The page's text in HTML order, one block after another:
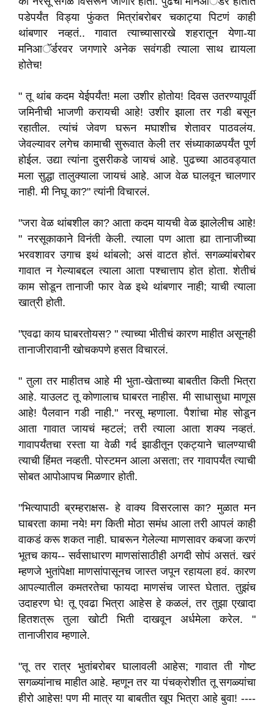
पडेपर्यंत विड्या फुंकत मित्रांबरोबर चकाट्या पिटणं काही
थांबणार नव्हतं.. गावात त्याच्यासारखे शहरातून येणा-या
मनिआॅर्डरवर जगणारे अनेक सवंगडी त्याला साथ द्यायला
होतेच!
" तू थांब कदम येईपर्यंत! मला उशीर होतोय! दिवस उतरण्यापूर्वी
जमिनीची भाजणी करायची आहे! उशीर झाला तर गडी बसून
रहातील. त्यांचं जेवण घरून मघाशीच शेतावर पाठवलंय.
जेवल्यावर लगेच कामाची सुरूवात केली तर संध्याकाळपर्यंत पूर्ण
होईल. उद्या त्यांना दुसरीकडे जायचं आहे. पुढच्या आठवड्यात
मला सुद्धा तालुक्याला जायचं आहे. आज वेळ घालवून चालणार
नाही. मी निघू का?" त्यांनी विचारलं.
"जरा वेळ थांबशील का? आता कदम यायची वेळ झालेलीच आहे!
" नरसूकाकाने विनंती केली. त्याला पण आता ह्या तानाजीच्या
भरवशावर उगाच इथं थांबलो; असं वाटत होतं. सगळ्यांबरोबर
गावात न गेल्याबद्दल त्याला आता पश्चात्ताप होत होता. शेतीचं
काम सोडून तानाजी फार वेळ इथे थांबणार नाही; याची त्याला
खात्री होती.
"एवढा काय घाबरतोयस? " त्याच्या भीतीचं कारण माहीत असूनही
तानाजीरावानी खोचकपणे हसत विचारलं.
" तुला तर माहीतच आहे मी भुता-खेताच्या बाबतीत किती भित्रा
आहे. याउलट तू कोणालाच घाबरत नाहीस. मी साधासुधा माणूस
आहे! पैलवान गडी नाही." नरसू म्हणाला. पैशांचा मोह सोडून
आता गावात जायचं म्हटलं; तरी त्याला आता शक्य नव्हतं.
गावापर्यंतचा रस्ता या वेळी गर्द झाडीतून एकट्याने चालण्याची
त्याची हिंमत नव्हती. पोस्टमन आला असता; तर गावापर्यंत त्याची
सोबत आपोआपच मिळणार होती.
"भित्यापाठी ब्रम्हराक्षस- हे वाक्य विसरलास का? मुळात मन
घाबरता कामा नये! मग किती मोठा समंध आला तरी आपलं काही
वाकडं करू शकत नाही. घाबरून गेलेल्या माणसावर कबजा करणं
भूतच काय-- सर्वसाधारण माणसांसाठीही अगदी सोपं असतं. खरं
म्हणजे भुतांपेक्षा माणसांपासूनच जास्त जपून रहायला हवं. कारण
आपल्यातील कमतरतेचा फायदा माणसंच जास्त घेतात. तुझंच
उदाहरण घे! तू एवढा भित्रा आहेस हे कळलं, तर तुझा एखादा
हितशत्रू तुला खोटी भिती दाखवून अर्धमेला करेल. "
तानाजीराव म्हणाले.
"तू तर रात्र भुतांबरोबर घालावली आहेस; गावात ती गोष्ट
सगळ्यांनाच माहीत आहे. म्हणून तर या पंचक्रोशीत तू सगळ्यांचा
हीरो आहेस! पण मी मात्र या बाबतीत खूप भित्रा आहे बुवा! ----